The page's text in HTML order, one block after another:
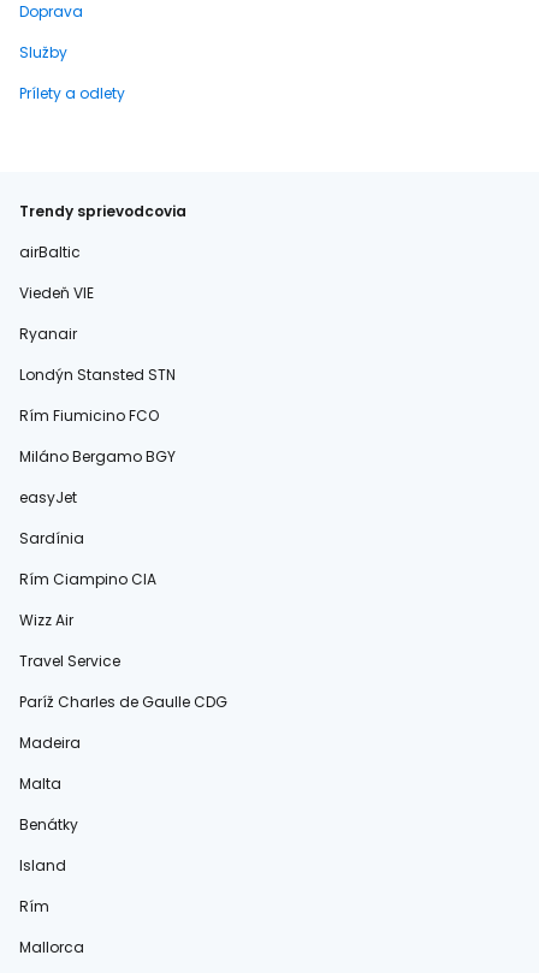
Doprava
Služby
Prílety a odlety
Trendy sprievodcovia
airBaltic
Viedeň VIE
Ryanair
Londýn Stansted STN
Rím Fiumicino FCO
Miláno Bergamo BGY
easyJet
Sardínia
Rím Ciampino CIA
Wizz Air
Travel Service
Paríž Charles de Gaulle CDG
Madeira
Malta
Benátky
Island
Rím
Mallorca